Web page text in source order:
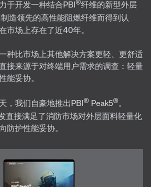
于开发一种结合PBI®纤维的新型外层
造领先的高性能阻燃纤维而得到认
市场上存在了近40年。
种比市场上其他解决方案更轻、更舒适
接来源于对终端用户需求的调查：轻量
能妥协。
，我们自豪地推出PBI® Peak5®。
直接满足了消防市场对外层面料轻量化
防护性能妥协。